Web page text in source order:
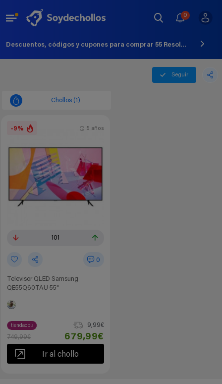
0
Descuentos, códigos y cupones para comprar 55 Resolucion 4k - Agosto - 2026
Seguir
Chollos (1)
-9%
101
0
Televisor QLED Samsung
QE55Q60TAU 55"
5 años
tiendacpu
9,99€
749,99€
679,99€
Ir al chollo